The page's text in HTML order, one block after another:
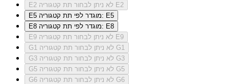
E2
לא ניתן לבחור תת קטגוריה E2
E5
מוגדר לפי תת קטגוריה: E5
E8
מוגדר לפי תת קטגוריה: E8
E9
לא ניתן לבחור תת קטגוריה E9
G1
לא ניתן לבחור תת קטגוריה G1
G3
לא ניתן לבחור תת קטגוריה G3
G5
לא ניתן לבחור תת קטגוריה G5
G6
לא ניתן לבחור תת קטגוריה G6